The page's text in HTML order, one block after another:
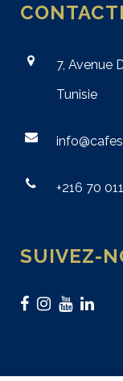
7, Avenue
Tunisie
+216 70
SUIVEZ-